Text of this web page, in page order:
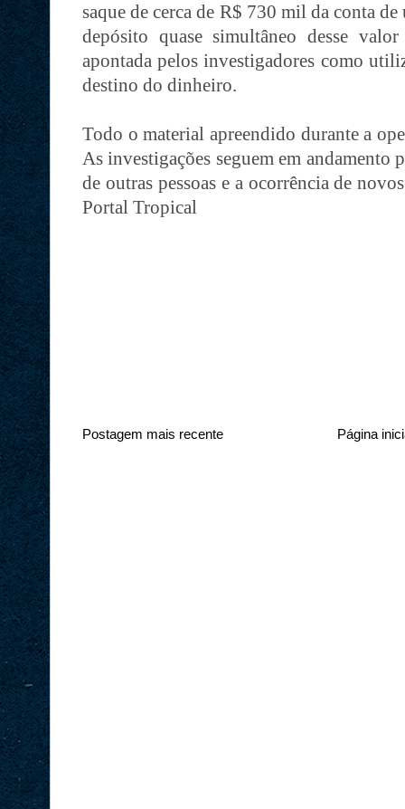
saque de cerca de R$ 730 mil da conta
depósito quase simultâneo desse
apontada pelos investigadores como
destino do dinheiro.
Todo o material apreendido durante a
As investigações seguem em andamento
de outras pessoas e a ocorrência de
Portal Tropical
Postagem mais recente Página